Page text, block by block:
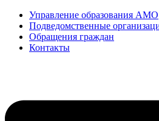
Управление образования АМО
Подведомственные
Обращения граждан
Контакты